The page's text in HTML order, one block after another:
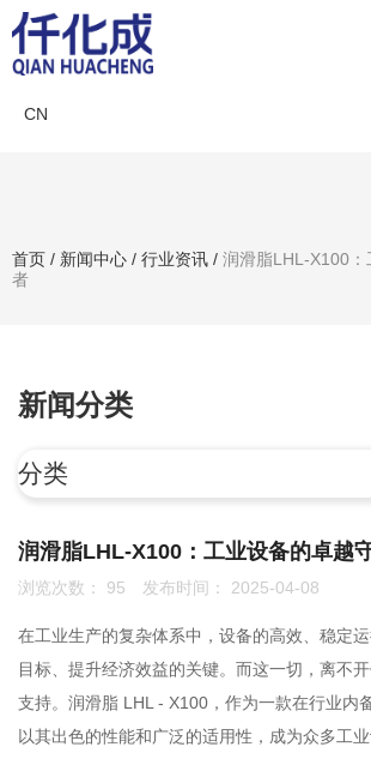
CN
首页 / 新闻中心 / 行业资讯 / 润滑脂LHL-X100
者
新闻分类
分类
联系我们
0755-86192801
润滑脂LHL-X100：工业设备的卓越
浏览次数： 95 发布时间： 2025-04-08
在工业生产的复杂体系中，设备的高效、稳定
目标、提升经济效益的关键。而这一切，离不
支持。润滑脂 LHL - X100，作为一款在行业内
以其出色的性能和广泛的适用性，成为众多工